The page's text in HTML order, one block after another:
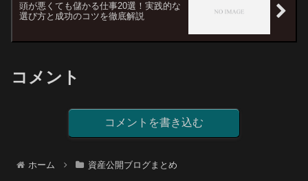
頭が悪くても儲かる仕事20選！実践的な
選び方と成功のコツを徹底解説
コメント
コメントを書き込む
ホーム 資産公開ブログまとめ